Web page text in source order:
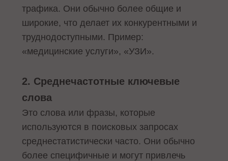
трафика. Они обычно более общие и
широкие, что делает их конкурентными и
труднодоступными. Пример:
«медицинские услуги», «УЗИ».
2. Среднечастотные ключевые
слова
Это слова или фразы, которые
используются в поисковых запросах
среднестатистически часто. Они обычно
более специфичные и могут привлечь